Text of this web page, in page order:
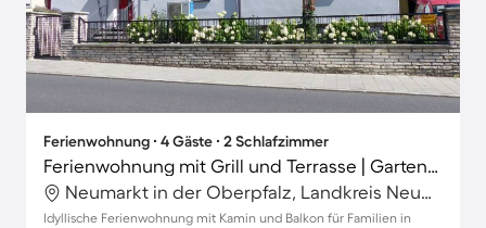
Ferienwohnung ∙ 4 Gäste ∙ 2 Schlafzimmer
Ferienwohnung mit Grill und Terrasse | Gartenblick
Neumarkt in der Oberpfalz, Landkreis Neumarkt in der Oberpfalz, Deutschland
Idyllische Ferienwohnung mit Kamin und Balkon für Familien in